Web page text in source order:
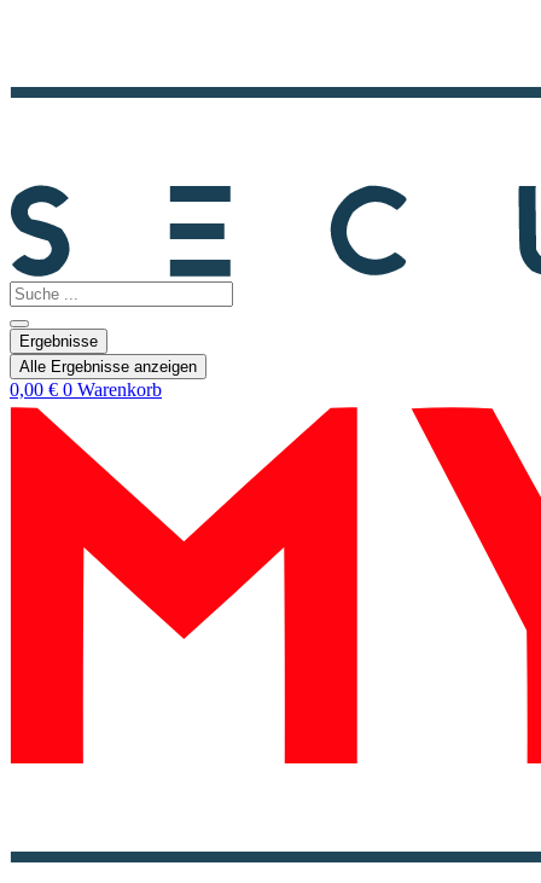
Search
...
Ergebnisse
Alle Ergebnisse anzeigen
0,00 € 0 Warenkorb